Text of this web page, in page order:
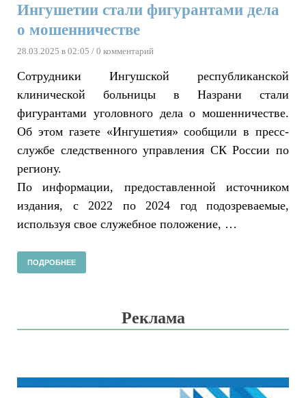
Ингушетии стали фигурантами дела
о мошенничестве
28.03.2025 в 02:05 / 0 комментарий
Сотрудники Ингушской республиканской
клинической больницы в Назрани стали
фигурантами уголовного дела о мошенничестве.
Об этом газете «Ингушетия» сообщили в пресс-
службе следственного управления СК России по
региону.
По информации, предоставленной источником
издания, с 2022 по 2024 год подозреваемые,
используя свое служебное положение, …
ПОДРОБНЕЕ
Реклама